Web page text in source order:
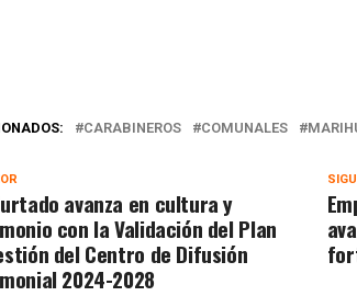
CARABINEROS COMUNALES
avanza en cultura y
con la Validación del Plan
del Centro de Difusión
2024-2028